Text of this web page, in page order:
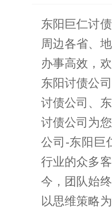
东阳巨仁讨
周边各省、
办事高效，
东阳讨债公
讨债公司、
讨债公司为
公司-东阳巨
行业的众多
今，团队始
以思维策略